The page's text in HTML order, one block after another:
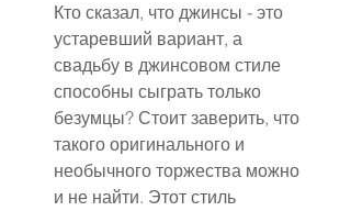
Кто сказал, что джинсы - это
устаревший вариант, а
свадьбу в джинсовом стиле
способны сыграть только
безумцы? Стоит заверить, что
такого оригинального и
необычного торжества можно
и не найти. Этот стиль